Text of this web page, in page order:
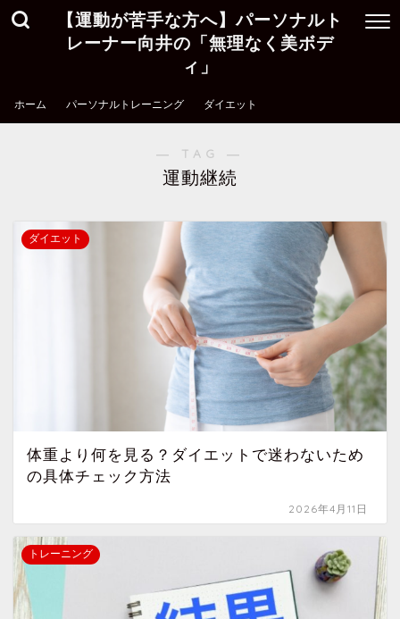
【運動が苦手な方へ】パーソナルト
レーナー向井の「無理なく美ボデ
ィ」
ホーム パーソナルトレーニング ダイエット
― TAG ―
運動継続
ダイエット
体重より何を見る？ダイエットで迷わないため
の具体チェック方法
2026年4月11日
トレーニング